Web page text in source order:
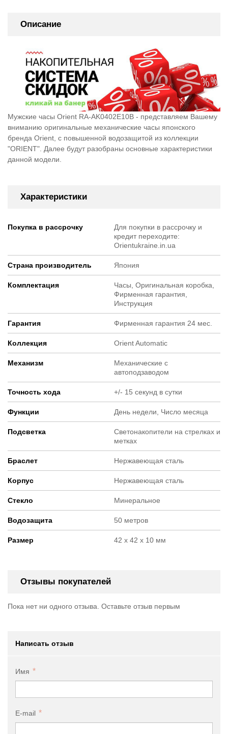
Описание
Мужские часы Orient RA-AK0402E10B - представляем Вашему
вниманию оригинальные механические часы японского
бренда Orient, c повышенной водозащитой из коллекции
"ORIENT". Далее будут разобраны основные характеристики
данной модели.
Характеристики
Покупка в рассрочку
Для покупки в рассрочку и
кредит переходите:
Orientukraine.in.ua
Страна производитель Япония
Комплектация
Часы, Оригинальная коробка,
Фирменная гарантия,
Инструкция
Гарантия Фирменная гарантия 24 мес.
Коллекция Orient Automatic
Механизм
Механические с
автоподзаводом
Точность хода +/- 15 секунд в сутки
Функции День недели, Число месяца
Подсветка
Светонакопители на стрелках и
метках
Браслет Нержавеющая сталь
Корпус Нержавеющая сталь
Стекло Минеральное
Водозащита 50 метров
Размер 42 x 42 x 10 мм
Отзывы покупателей
Пока нет ни одного отзыва. Оставьте отзыв первым
Написать отзыв
Имя
E-mail